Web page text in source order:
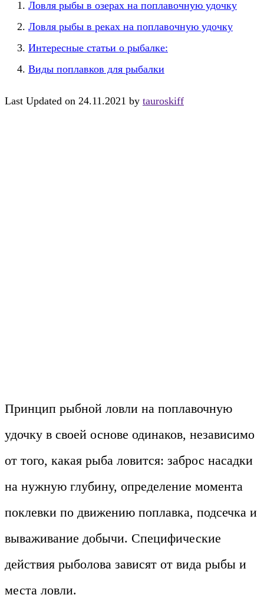
Ловля рыбы в озерах на поплавочную удочку
Ловля рыбы в реках на поплавочную удочку
Интересные статьи о рыбалке:
Виды поплавков для рыбалки
Last Updated on 24.11.2021 by tauroskiff
Принцип рыбной ловли на поплавочную
удочку в своей основе одинаков, независимо
от того, какая рыба ловится: заброс насадки
на нужную глубину, определение момента
поклевки по движению поплавка, подсечка и
вываживание добычи. Специфические
действия рыболова зависят от вида рыбы и
места ловли.